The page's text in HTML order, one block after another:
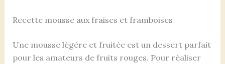
Recette mousse aux fraises et framboises
Une mousse légère et fruitée est un dessert parfait
pour les amateurs de fruits rouges. Pour réaliser